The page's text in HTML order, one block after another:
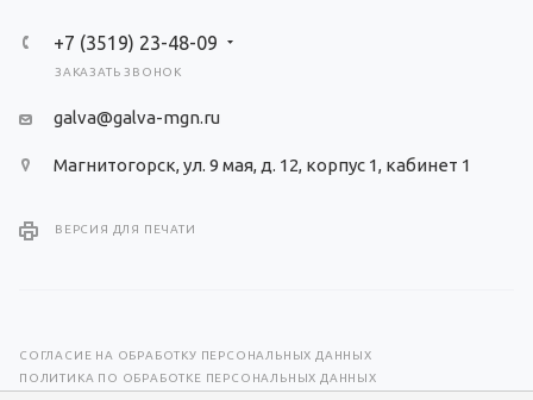
+7 (3519) 23-48-09
ЗАКАЗАТЬ ЗВОНОК
galva@galva-mgn.ru
Магнитогорск, ул. 9 мая, д. 12, корпус 1, кабинет 1
ВЕРСИЯ ДЛЯ ПЕЧАТИ
СОГЛАСИЕ НА ОБРАБОТКУ ПЕРСОНАЛЬНЫХ ДАННЫХ
ПОЛИТИКА ПО ОБРАБОТКЕ ПЕРСОНАЛЬНЫХ ДАННЫХ